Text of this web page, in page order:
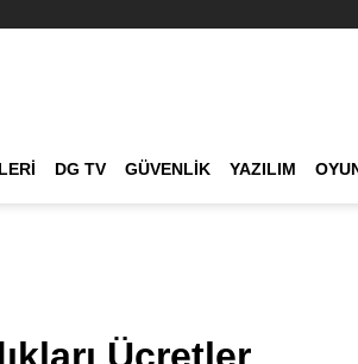
DG TV GÜVENLIK YAZILIM
Ücretler